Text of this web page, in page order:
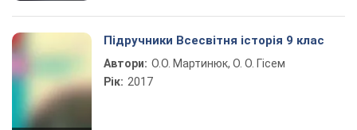
Підручники Всесвітня історія 9 клас
Автори: О.О. Мартинюк, О. О. Гісем
Рік: 2017